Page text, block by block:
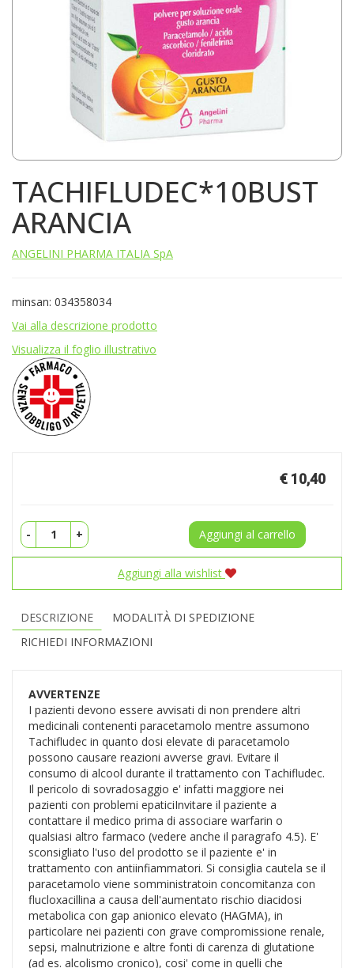
TACHIFLUDEC*10BUST
ARANCIA
ANGELINI PHARMA ITALIA SpA
minsan: 034358034
Vai alla descrizione prodotto
Visualizza il foglio illustrativo
€ 10,40
- + Aggiungi al carrello
Aggiungi alla wishlist
DESCRIZIONE
MODALITÀ DI SPEDIZIONE
RICHIEDI INFORMAZIONI
AVVERTENZE
I pazienti devono essere avvisati di non prendere altri
medicinali contenenti paracetamolo mentre assumono
Tachifludec in quanto dosi elevate di paracetamolo
possono causare reazioni avverse gravi. Evitare il
consumo di alcool durante il trattamento con Tachifludec.
Il pericolo di sovradosaggio e' infatti maggiore nei
pazienti con problemi epaticiInvitare il paziente a
contattare il medico prima di associare warfarin o
qualsiasi altro farmaco (vedere anche il paragrafo 4.5). E'
sconsigliato l'uso del prodotto se il paziente e' in
trattamento con antiinfiammatori. Si consiglia cautela se il
paracetamolo viene somministratoin concomitanza con
flucloxacillina a causa dell'aumentato rischio diacidosi
metabolica con gap anionico elevato (HAGMA), in
particolare nei pazienti con grave compromissione renale,
sepsi, malnutrizione e altre fonti di carenza di glutatione
(ad es. alcolismo cronico), cosi' come in quelli che